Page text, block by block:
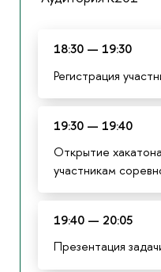
18:30 — 19:30
Регистрация
19:30 — 19:40
Открытие
участникам
19:40 — 20:05
Презентация